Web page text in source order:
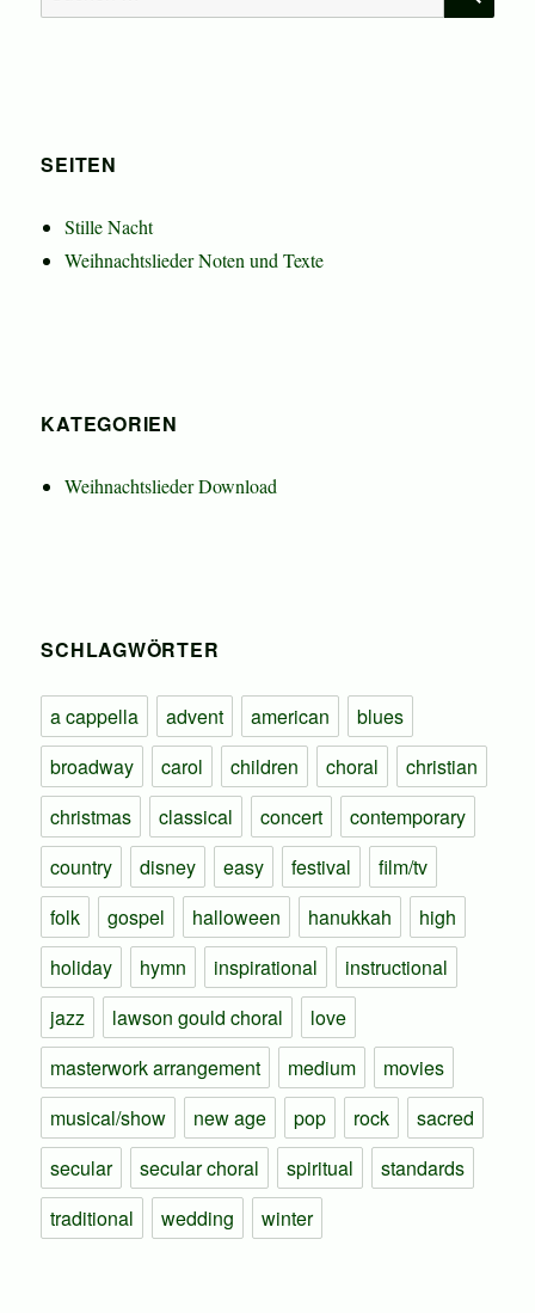
nach:
SEITEN
Stille Nacht
Weihnachtslieder Noten und Texte
KATEGORIEN
Weihnachtslieder Download
SCHLAGWÖRTER
a cappella advent american
blues
broadway
carol children choral
christian
christmas
classical concert
contemporary
country
disney easy festival
film/tv
folk
gospel halloween hanukkah
high
holiday
hymn inspirational
instructional
jazz
lawson gould choral
love
masterwork arrangement
medium
movies
musical/show
new age pop rock
sacred
secular
secular choral spiritual
standards
traditional
wedding winter